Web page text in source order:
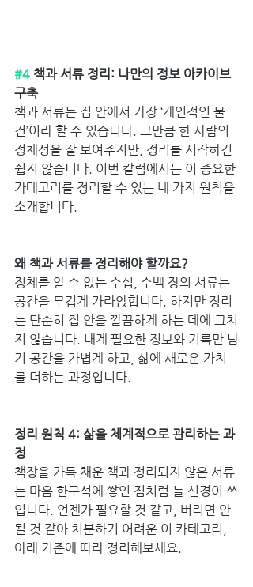
#4 책과 서류 정리: 나만의 정보 아카이브
구축
책과 서류는 집 안에서 가장 ‘개인적인 물
건’이라 할 수 있습니다. 그만큼 한 사람의
정체성을 잘 보여주지만, 정리를 시작하긴
쉽지 않습니다. 이번 칼럼에서는 이 중요한
카테고리를 정리할 수 있는 네 가지 원칙을
소개합니다.
왜 책과 서류를 정리해야 할까요?
정체를 알 수 없는 수십, 수백 장의 서류는
공간을 무겁게 가라앉힙니다. 하지만 정리
는 단순히 집 안을 깔끔하게 하는 데에 그치
지 않습니다. 내게 필요한 정보와 기록만 남
겨 공간을 가볍게 하고, 삶에 새로운 가치
를 더하는 과정입니다.
정리 원칙 4: 삶을 체계적으로 관리하는 과
정
책장을 가득 채운 책과 정리되지 않은 서류
는 마음 한구석에 쌓인 짐처럼 늘 신경이 쓰
입니다. 언젠가 필요할 것 같고, 버리면 안
될 것 같아 처분하기 어려운 이 카테고리,
아래 기준에 따라 정리해보세요.